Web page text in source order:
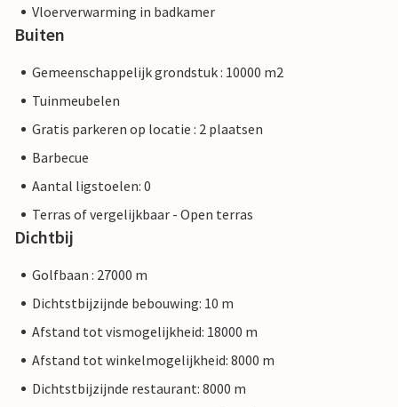
Vloerverwarming in badkamer
Buiten
Gemeenschappelijk grondstuk : 10000 m2
Tuinmeubelen
Gratis parkeren op locatie : 2 plaatsen
Barbecue
Aantal ligstoelen: 0
Terras of vergelijkbaar - Open terras
Dichtbij
Golfbaan : 27000 m
Dichtstbijzijnde bebouwing: 10 m
Afstand tot vismogelijkheid: 18000 m
Afstand tot winkelmogelijkheid: 8000 m
Dichtstbijzijnde restaurant: 8000 m